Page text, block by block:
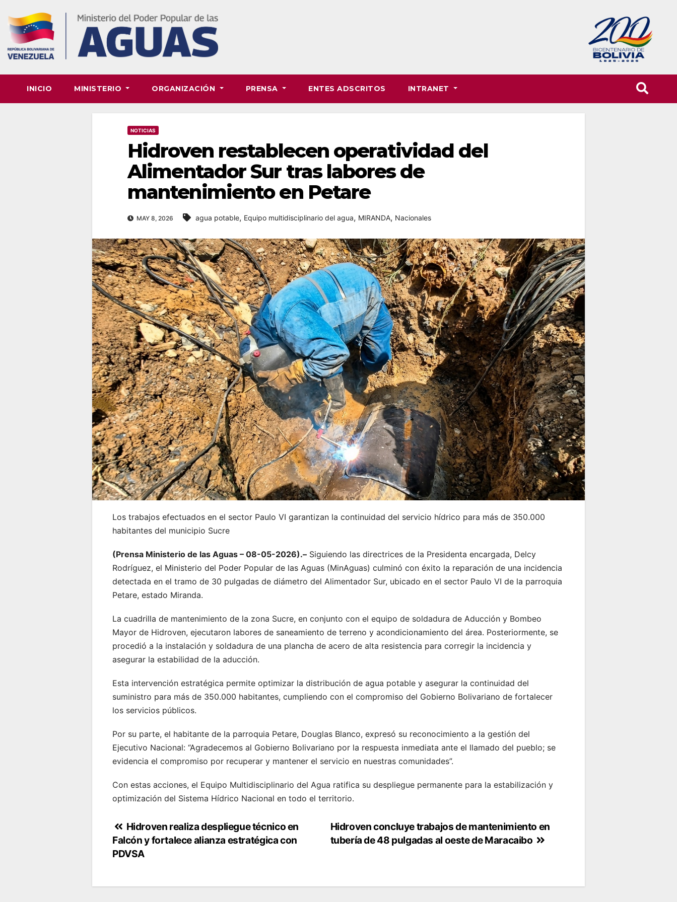
content
INICIO MINISTERIO ORGANIZACIÓN PRENSA ENTES ADSCRITOS INTRANET
NOTICIAS
Hidroven restablecen operatividad del
Alimentador Sur tras labores de
mantenimiento en Petare
MAY 8, 2026 agua potable, Equipo multidisciplinario del agua, MIRANDA, Nacionales
Los trabajos efectuados en el sector Paulo VI garantizan la continuidad del servicio hídrico para más de 350.000
habitantes del municipio Sucre
(Prensa Ministerio de las Aguas – 08-05-2026).– Siguiendo las directrices de la Presidenta encargada, Delcy
Rodríguez, el Ministerio del Poder Popular de las Aguas (MinAguas) culminó con éxito la reparación de una incidencia
detectada en el tramo de 30 pulgadas de diámetro del Alimentador Sur, ubicado en el sector Paulo VI de la parroquia
Petare, estado Miranda.
La cuadrilla de mantenimiento de la zona Sucre, en conjunto con el equipo de soldadura de Aducción y Bombeo
Mayor de Hidroven, ejecutaron labores de saneamiento de terreno y acondicionamiento del área. Posteriormente, se
procedió a la instalación y soldadura de una plancha de acero de alta resistencia para corregir la incidencia y
asegurar la estabilidad de la aducción.
Esta intervención estratégica permite optimizar la distribución de agua potable y asegurar la continuidad del
suministro para más de 350.000 habitantes, cumpliendo con el compromiso del Gobierno Bolivariano de fortalecer
los servicios públicos.
Por su parte, el habitante de la parroquia Petare, Douglas Blanco, expresó su reconocimiento a la gestión del
Ejecutivo Nacional: “Agradecemos al Gobierno Bolivariano por la respuesta inmediata ante el llamado del pueblo; se
evidencia el compromiso por recuperar y mantener el servicio en nuestras comunidades”.
Con estas acciones, el Equipo Multidisciplinario del Agua ratifica su despliegue permanente para la estabilización y
optimización del Sistema Hídrico Nacional en todo el territorio.
Navegación
de
Hidroven concluye trabajos de mantenimiento en
tubería de 48 pulgadas al oeste de Maracaibo
Hidroven realiza despliegue técnico en
Falcón y fortalece alianza estratégica con
PDVSA